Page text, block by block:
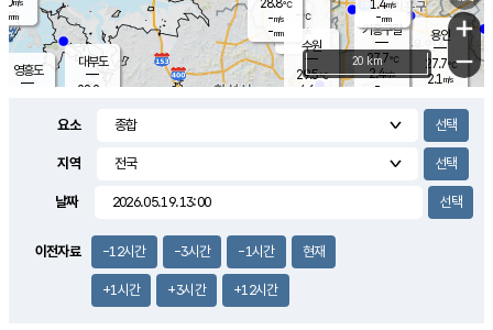
mm
영흥도
용인
27.7℃
2.1 m/s
3.0m/s
대부도
28.2
- ℃
m/s
mm
기흥구갈
27.7℃
2.4m/s
-
28.8℃
-m/s
-mm
1.4m/s
-mm
수원
29.5℃
4.6 m/s
+
−
20 km
요소
지역
날짜
이전자료 -12시간 -3시간 -1시간 현재
+1시간 +3시간 +12시간